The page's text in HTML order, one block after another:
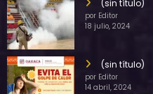
(sin título)
por Editor
18 julio, 2024
(sin título)
por Editor
14 abril, 2024